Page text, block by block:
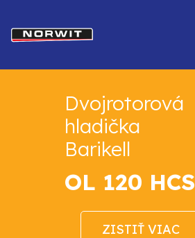
Dvojrotorová
hladička
Barikell
OL 120 HCS
ZISTIŤ VIAC